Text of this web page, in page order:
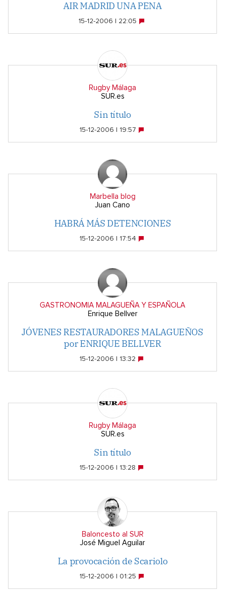
AIR MADRID UNA PENA
15-12-2006 | 22:05
Rugby Málaga
SUR.es
Sin título
15-12-2006 | 19:57
Marbella blog
Juan Cano
HABRÁ MÁS DETENCIONES
15-12-2006 | 17:54
GASTRONOMIA MALAGUEÑA Y ESPAÑOLA
Enrique Bellver
JÓVENES RESTAURADORES MALAGUEÑOS
por ENRIQUE BELLVER
15-12-2006 | 13:32
Rugby Málaga
SUR.es
Sin título
15-12-2006 | 13:28
Baloncesto al SUR
José Miguel Aguilar
La provocación de Scariolo
15-12-2006 | 01:25